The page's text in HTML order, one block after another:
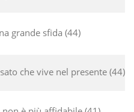
grande sfida 44
che vive nel presente 44